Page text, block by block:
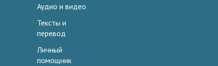
Аудио и видео
Тексты и
перевод
Личный
помощник